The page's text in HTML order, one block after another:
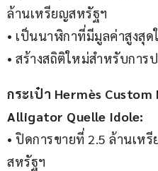
ล้านเหรียญสหรัฐฯ
• เป็นนาฬิกาที่มีมูลค่าสูงสุ
• สร้างสถิติใหม่สำหรับกา
กระเป๋า Hermès
Alligator Quelle Idole:
• ปิดการขายที่ 2.5 ล้านเห
สหรัฐฯ